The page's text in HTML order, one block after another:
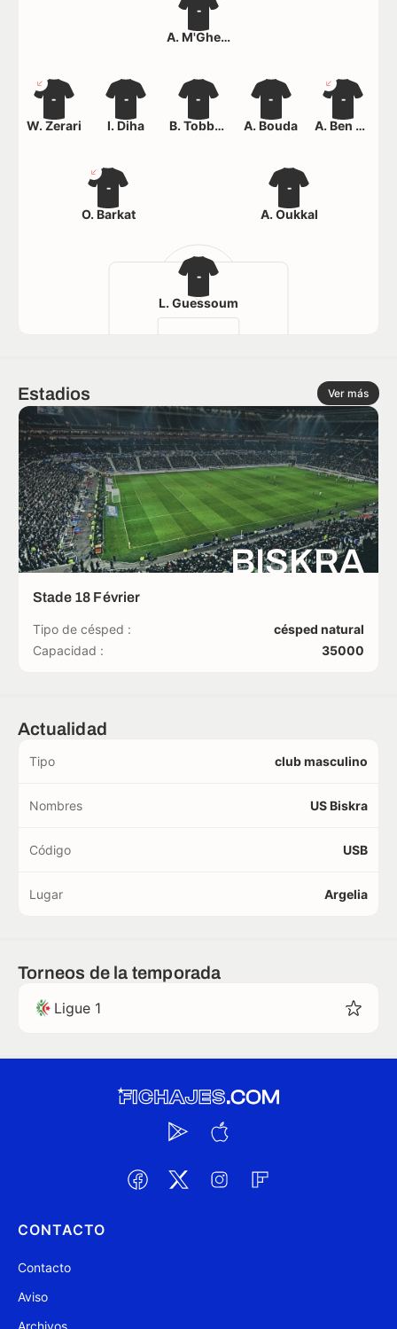
-
L. Guessoum
-
O. Barkat
-
A. Oukkal
-
W. Zerari
-
I. Diha
-
B. Tobbeche
-
A. Bouda
-
A. Ben Zetta
-
A. M'Ghezzi Bakhouche
Estadios Ver más
BISKRA
Stade 18 Février
Tipo de césped :
césped natural
Capacidad :
35000
Actualidad
Tipo club masculino
Nombres US Biskra
Código USB
Lugar Argelia
Torneos de la temporada
Ligue 1
CONTACTO
Contacto
Aviso
Archivos